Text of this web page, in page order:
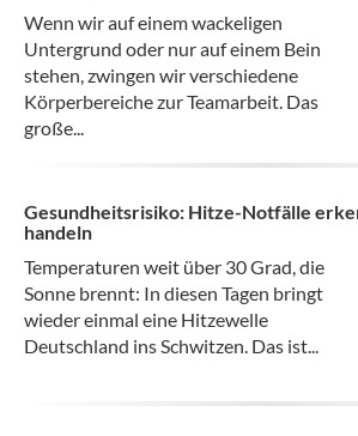
Wenn wir auf einem wackeligen
Untergrund oder nur auf einem Bein
stehen, zwingen wir verschiedene
Körperbereiche zur Teamarbeit. Das
große...
Gesundheitsrisiko: Hitze-Notfälle
handeln
Temperaturen weit über 30 Grad, die
Sonne brennt: In diesen Tagen bringt
wieder einmal eine Hitzewelle
Deutschland ins Schwitzen. Das ist...